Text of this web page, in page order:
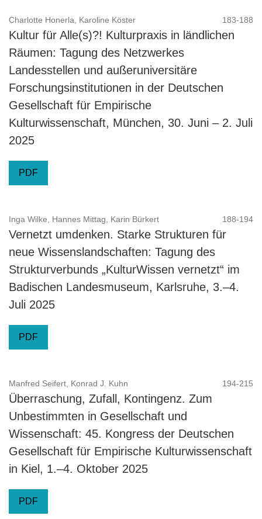
Charlotte Honerla, Karoline Köster 183-188
Kultur für Alle(s)?! Kulturpraxis in ländlichen
Räumen: Tagung des Netzwerkes
Landesstellen und außeruniversitäre
Forschungsinstitutionen in der Deutschen
Gesellschaft für Empirische
Kulturwissenschaft, München, 30. Juni – 2. Juli
2025
PDF
Inga Wilke, Hannes Mittag, Karin Bürkert 188-194
Vernetzt umdenken. Starke Strukturen für
neue Wissenslandschaften: Tagung des
Strukturverbunds „KulturWissen vernetzt“ im
Badischen Landesmuseum, Karlsruhe, 3.–4.
Juli 2025
PDF
Manfred Seifert, Konrad J. Kuhn 194-215
Überraschung, Zufall, Kontingenz. Zum
Unbestimmten in Gesellschaft und
Wissenschaft: 45. Kongress der Deutschen
Gesellschaft für Empirische Kulturwissenschaft
in Kiel, 1.–4. Oktober 2025
PDF